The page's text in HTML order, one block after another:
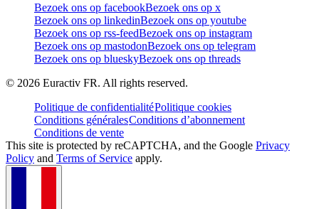
Bezoek ons op facebookBezoek ons op x
Bezoek ons op linkedinBezoek ons op youtube
Bezoek ons op rss-feedBezoek ons op instagram
Bezoek ons op mastodonBezoek ons op telegram
Bezoek ons op blueskyBezoek ons op threads
© 2026 Euractiv FR. All rights reserved.
Politique de confidentialitéPolitique cookies
Conditions généralesConditions d’abonnement
Conditions de vente
This site is protected by reCAPTCHA, and the Google Privacy
Policy and Terms of Service apply.